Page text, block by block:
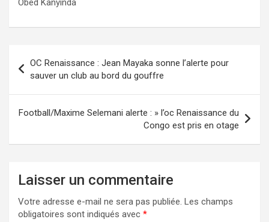
Obed Kanyinda
de
l’article
OC Renaissance : Jean Mayaka sonne l’alerte pour
sauver un club au bord du gouffre
Football/Maxime Selemani alerte : » l’oc Renaissance du
Congo est pris en otage
Laisser un commentaire
Votre adresse e-mail ne sera pas publiée. Les champs
obligatoires sont indiqués avec *